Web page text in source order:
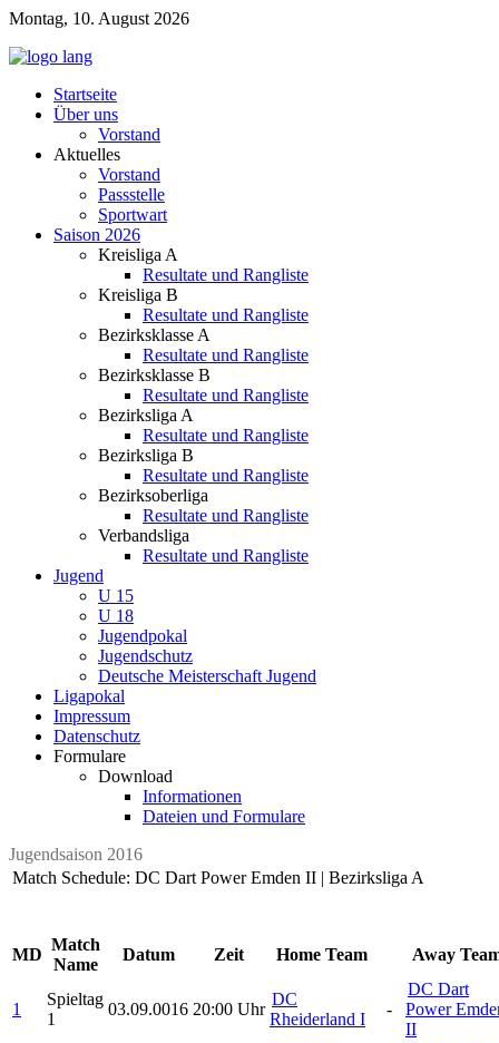
Montag, 10. August 2026
Startseite
Über uns
Vorstand
Aktuelles
Vorstand
Passstelle
Sportwart
Saison 2026
Kreisliga A
Resultate und Rangliste
Kreisliga B
Resultate und Rangliste
Bezirksklasse A
Resultate und Rangliste
Bezirksklasse B
Resultate und Rangliste
Bezirksliga A
Resultate und Rangliste
Bezirksliga B
Resultate und Rangliste
Bezirksoberliga
Resultate und Rangliste
Verbandsliga
Resultate und Rangliste
Jugend
U 15
U 18
Jugendpokal
Jugendschutz
Deutsche Meisterschaft Jugend
Ligapokal
Impressum
Datenschutz
Formulare
Download
Informationen
Dateien und Formulare
Jugendsaison 2016
Match Schedule: DC Dart Power Emden II | Bezirksliga A
MD
Match
Name
Datum Zeit Home Team Away
1
Spieltag
1
03.09.0016 20:00 Uhr
DC
Rheiderland I
-
DC Dart
Power
II